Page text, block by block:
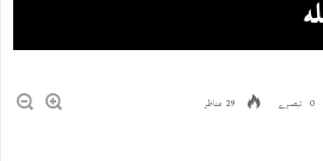
0 تبصرے 29 مناظر